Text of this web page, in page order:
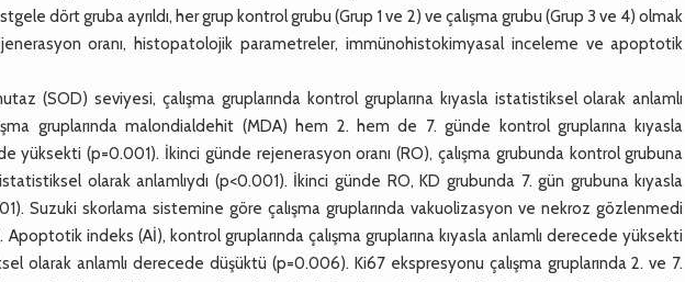
dört gruba ayrıldı, her grup kontrol grubu (Grup 1 ve 2) ve çalışma grubu (Grup 3 ve 4) olmak
oranı, histopatolojik parametreler, immünohistokimyasal inceleme ve apoptotik
(SOD) seviyesi, çalışma gruplarında kontrol gruplarına kıyasla istatistiksel olarak anlamlı
gruplarında malondialdehit (MDA) hem 2. hem de 7. günde kontrol gruplarına kıyasla
yüksekti (p=0.001). İkinci günde rejenerasyon oranı (RO), çalışma grubunda kontrol grubuna
olarak anlamlıydı (p<0.001). İkinci günde RO, KD grubunda 7. gün grubuna kıyasla
Suzuki skorlama sistemine göre çalışma gruplarında vakuolizasyon ve nekroz gözlenmedi
Apoptotik indeks (Aİ), kontrol gruplarında çalışma gruplarına kıyasla anlamlı derecede yüksekti
olarak anlamlı derecede düşüktü (p=0.006). Ki67 ekspresyonu çalışma gruplarında 2. ve 7.